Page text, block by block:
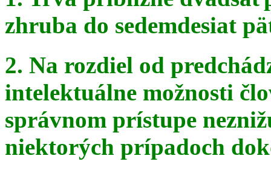
zhruba do sedemdesiat
2. Na rozdiel od
intelektuálne možnosti
správnom prístupe
niektorých prípadoch